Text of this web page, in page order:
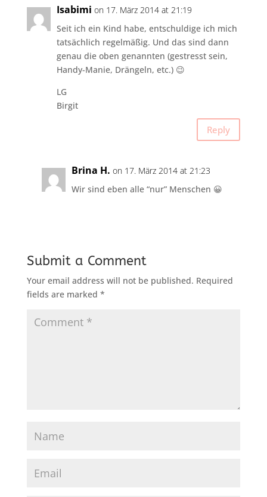
Isabimi on 17. März 2014 at 21:19
Seit ich ein Kind habe, entschuldige ich mich
tatsächlich regelmäßig. Und das sind dann
genau die oben genannten (gestresst sein,
Handy-Manie, Drängeln, etc.) 😉
LG
Birgit
Reply
Brina H. on 17. März 2014 at 21:23
Wir sind eben alle “nur” Menschen 😀
Submit a Comment
Your email address will not be published. Required
fields are marked *